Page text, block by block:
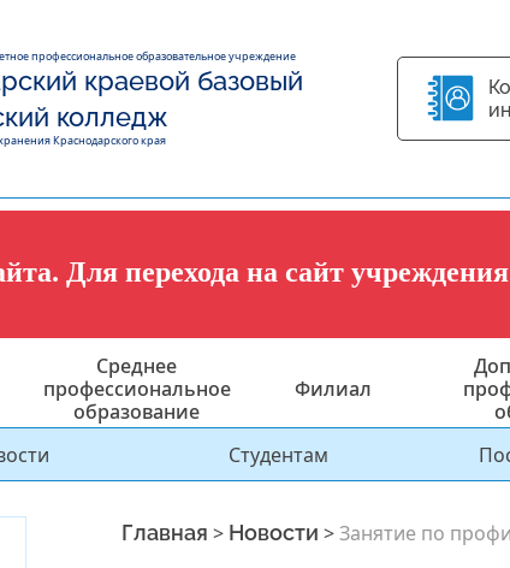
профессиональное образовательное учреждение
краевой базовый
колледж
Краснодарского края
Для перехода на сайт
Среднее
профессиональное
образование
Филиал
Студентам
Главная > Новости >Занятие по